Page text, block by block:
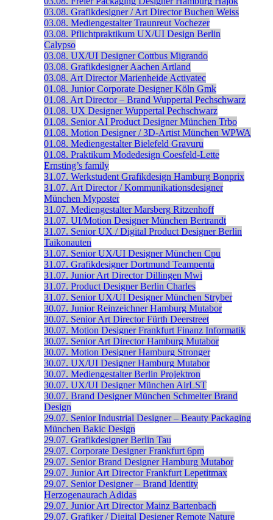
03.08. Grafikdesigner / Art Director Buchen Weiss
03.08. Mediengestalter Traunreut Vochezer
03.08. Pflichtpraktikum UX/UI Design Berlin
Calypso
03.08. UX/UI Designer Cottbus Migrando
03.08. Grafikdesigner Aachen Artland
03.08. Art Director Marienheide Activatec
01.08. Junior Corporate Designer Köln Gmk
01.08. Art Director – Brand Wuppertal Pechschwarz
01.08. UX Designer Wuppertal Pechschwarz
01.08. Senior AI Product Designer München Trbo
01.08. Motion Designer / 3D-Artist München WPWA
01.08. Mediengestalter Bielefeld Gravuru
01.08. Praktikum Modedesign Coesfeld-Lette
Ernsting’s family
31.07. Werkstudent Grafikdesign Hamburg Bonprix
31.07. Art Director / Kommunikationsdesigner
München Myposter
31.07. Mediengestalter Marsberg Ritzenhoff
31.07. UI/Motion Designer München Bertrandt
31.07. Senior UX / Digital Product Designer Berlin
Taikonauten
31.07. Senior UX/UI Designer München Cpu
31.07. Grafikdesigner Dortmund Teampenta
31.07. Junior Art Director Dillingen Mwi
31.07. Product Designer Berlin Charles
31.07. Senior UX/UI Designer München Stryber
30.07. Junior Reinzeichner Hamburg Mutabor
30.07. Senior Art Director Fürth Deerstreet
30.07. Motion Designer Frankfurt Finanz Informatik
30.07. Senior Art Director Hamburg Mutabor
30.07. Motion Designer Hamburg Stronger
30.07. UX/UI Designer Hamburg Mutabor
30.07. Mediengestalter Berlin Projektron
30.07. UX/UI Designer München AirLST
30.07. Brand Designer München Schmelter Brand
Design
29.07. Senior Industrial Designer – Beauty Packaging
München Bakic Design
29.07. Grafikdesigner Berlin Tau
29.07. Corporate Designer Frankfurt 6pm
29.07. Senior Brand Designer Hamburg Mutabor
29.07. Junior Art Director Frankfurt Lepetitmax
29.07. Senior Designer – Brand Identity
Herzogenaurach Adidas
29.07. Junior Art Director Mainz Bartenbach
29.07. Grafiker / Digital Designer Remote Nature